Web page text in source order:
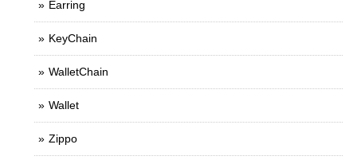
Earring
KeyChain
WalletChain
Wallet
Zippo